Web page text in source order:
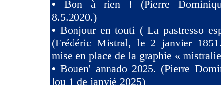
• Bon à rien ! (Pierre
8.5.2020.)
•Bonjour en touti ( La pastresso
(Frédéric Mistral, le 2 janvier
mise en place de la graphie «
•Bouen' annado 2025. (Pierre
lou 1 de janvié 2025)